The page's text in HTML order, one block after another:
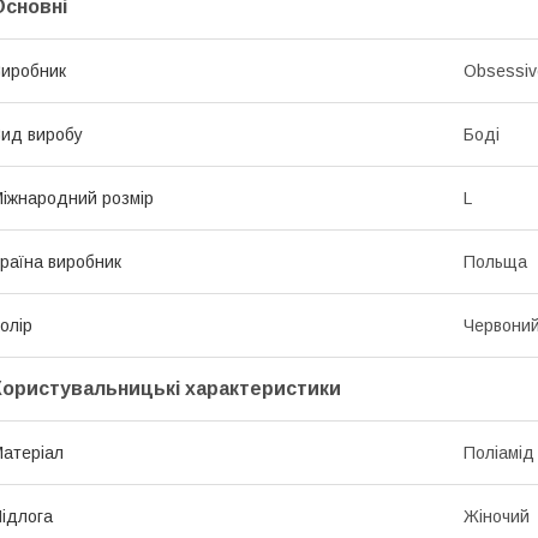
виробу Боді
розмір L
виробник Польща
характеристики
Поліамід
Жіночий